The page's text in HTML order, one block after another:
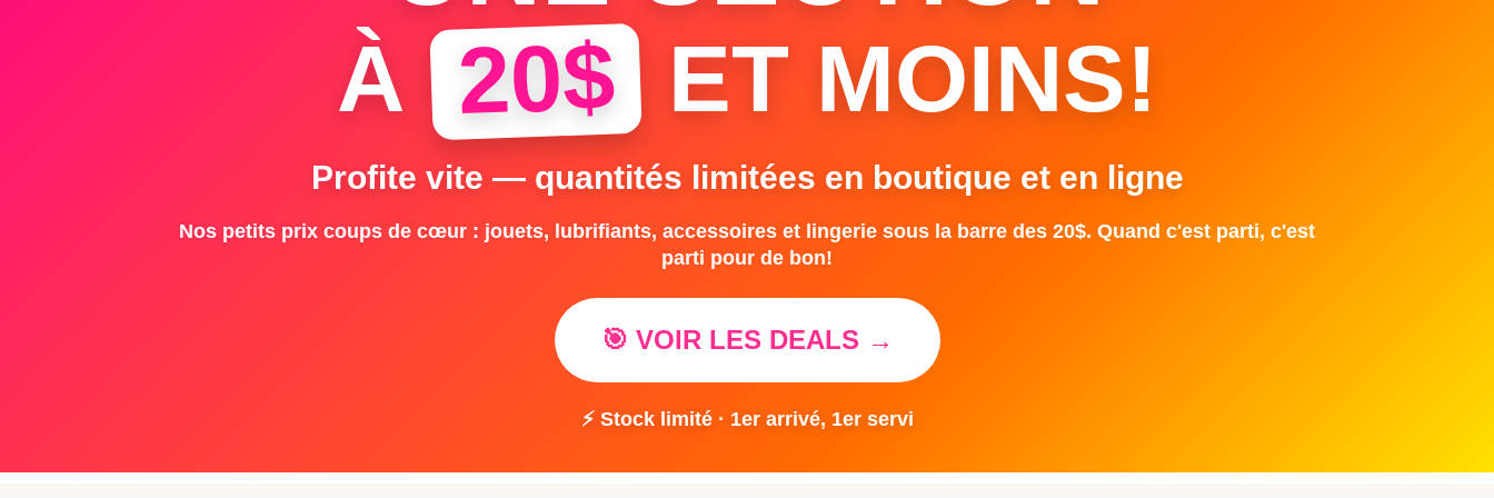
À 20$ ET MOINS!
Profite vite — quantités limitées en boutique et en ligne
Nos petits prix coups de cœur : jouets, lubrifiants, accessoires et lingerie sous la barre des 20$. Quand c'est parti, c'est
parti pour de bon!
🎯 VOIR LES DEALS →
⚡ Stock limité · 1er arrivé, 1er servi